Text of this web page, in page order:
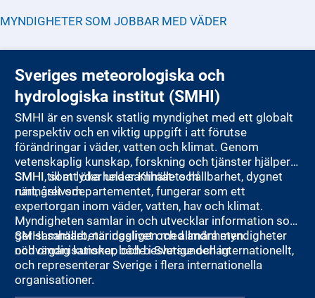
MYNDIGHETER SOM JOBBAR MEDVÄDER
Sveriges meteorologiska och
hydrologiska institut (SMHI)
SMHI är en svensk statlig myndighet med ett globalt
perspektiv och en viktig uppgift i att förutse
förändringar i väder, vatten och klimat. Genom
vetenskaplig kunskap, forskning och tjänster hjälper
SMHI till att öka hela samhällets hållbarhet, dygnet
runt, året om.
SMHI, som lyder under Klimat- och
näringslivsdepartementet, fungerar som ett
expertorgan inom väder, vatten, hav och klimat.
Myndigheten samlar in och utvecklar information som
ger samhället, näringslivet och allmänheten
nödvändig kunskap och beslutsunderlag.
SMHI samarbetar dagligen med andra myndigheter
och organisationer, både i Sverige och internationellt,
och representerar Sverige i flera internationella
organisationer.